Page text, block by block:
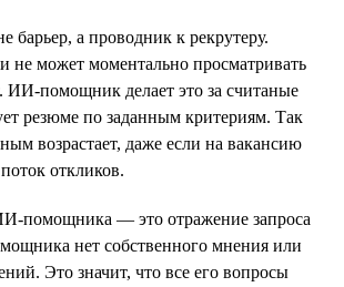
а проводник к рекрутеру.
не может моментально просматривать
ИИ-помощник делает это за считаные
резюме по заданным критериям. Так
возрастает, даже если на вакансию
откликов.
помощника — это отражение запроса
нет собственного мнения или
Это значит, что все его вопросы